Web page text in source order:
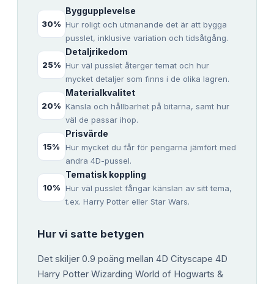
30%
Byggupplevelse
Hur roligt och utmanande det är att bygga
pusslet, inklusive variation och tidsåtgång.
25%
Detaljrikedom
Hur väl pusslet återger temat och hur
mycket detaljer som finns i de olika lagren.
20%
Materialkvalitet
Känsla och hållbarhet på bitarna, samt hur
väl de passar ihop.
15%
Prisvärde
Hur mycket du får för pengarna jämfört med
andra 4D-pussel.
10%
Tematisk koppling
Hur väl pusslet fångar känslan av sitt tema,
t.ex. Harry Potter eller Star Wars.
Hur vi satte betygen
Det skiljer 0.9 poäng mellan 4D Cityscape 4D
Harry Potter Wizarding World of Hogwarts &